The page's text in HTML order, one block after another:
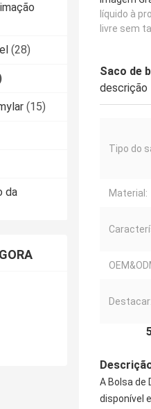
(28)
(15)
da
líquido à
livre sem
Saco de
descrição
Tipo do
Material:
Destacar:
A Bolsa de
disponível